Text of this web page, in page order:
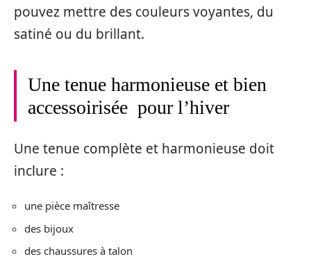
pouvez mettre des couleurs voyantes, du
satiné ou du brillant.
Une tenue harmonieuse et bien
accessoirisée pour l’hiver
Une tenue complète et harmonieuse doit
inclure :
une pièce maîtresse
des bijoux
des chaussures à talon